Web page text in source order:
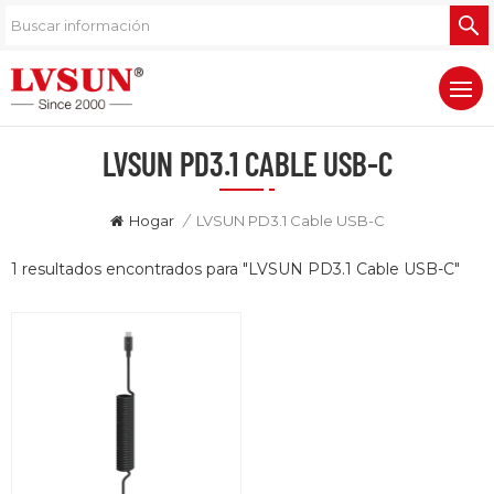
LVSUN PD3.1 CABLE USB-C
Hogar / LVSUN PD3.1 Cable USB-C
1 resultados encontrados para "LVSUN PD3.1 Cable USB-C"